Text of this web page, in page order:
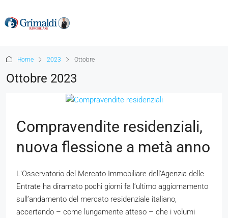
Home 2023 Ottobre
Ottobre 2023
Compravendite residenziali,
nuova flessione a metà anno
L’Osservatorio del Mercato Immobiliare dell’Agenzia delle
Entrate ha diramato pochi giorni fa l’ultimo aggiornamento
sull’andamento del mercato residenziale italiano,
accertando – come lungamente atteso – che i volumi